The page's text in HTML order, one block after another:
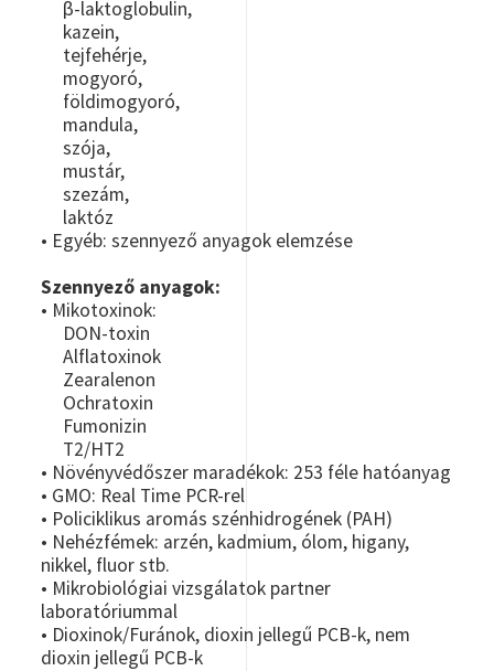
β-laktoglobulin,
kazein,
tejfehérje,
mogyoró,
földimogyoró,
mandula,
szója,
mustár,
szezám,
laktóz
• Egyéb: szennyező anyagok elemzése
Szennyező anyagok:
• Mikotoxinok:
DON-toxin
Alflatoxinok
Zearalenon
Ochratoxin
Fumonizin
T2/HT2
• Növényvédőszer maradékok: 253 féle hatóanyag
• GMO: Real Time PCR-rel
• Policiklikus aromás szénhidrogének (PAH)
• Nehézfémek: arzén, kadmium, ólom, higany,
nikkel, fluor stb.
• Mikrobiológiai vizsgálatok partner
laboratóriummal
• Dioxinok/Furánok, dioxin jellegű PCB-k, nem
dioxin jellegű PCB-k